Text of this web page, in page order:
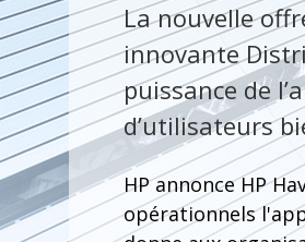
La nouvelle
innovante
puissance de
d’utilisateurs
HP annonce HP
opérationnels